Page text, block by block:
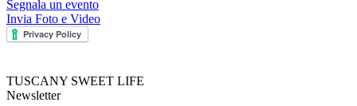
Segnala un evento
Invia Foto e Video
TUSCANY SWEET LIFE
Newsletter